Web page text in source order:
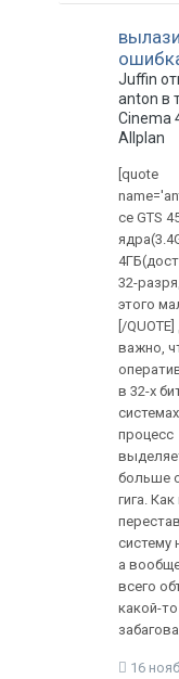
Juffin
anton в
Cinema
Allplan
[quote
ce GTS
32-
этого
[/
важно,
в 32-х
процесс
больше
гига.
систему
а
всего
какой-то
16